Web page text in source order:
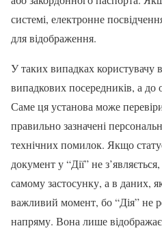
системі, електронне
для відображення.
У таких випадках користувачу
випадкових посередників, а до
Саме ця установа може
правильно зазначені
технічних помилок. Якщо
документ у “Дії” не
самому застосунку, а в даних,
важливий момент, бо “Дія” не
напряму. Вона лише